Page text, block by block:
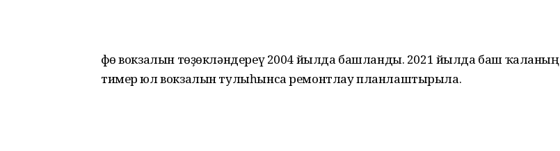
Өфө вокзалын төҙөкләндереү 2004 йылда башланды. 2021 йылда баш ҡаланың
тимер юл вокзалын тулыһынса ремонтлау планлаштырыла.